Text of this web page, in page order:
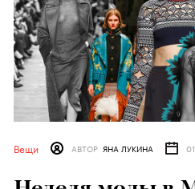
Вещи АВТОР ЯНА ЛУКИНА